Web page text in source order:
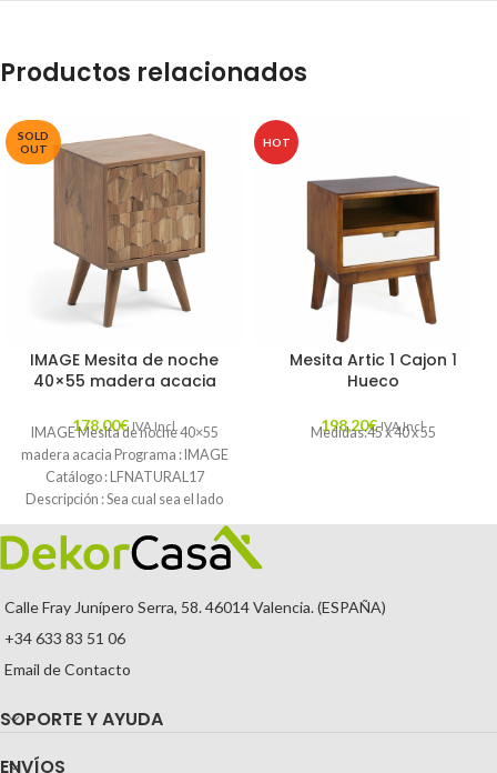
Productos relacionados
SOLD
OUT
IMAGE Mesita de noche
40×55 madera acacia
178,00€ IVA Incl.
IMAGE Mesita de noche 40×55
madera acacia Programa : IMAGE
Catálogo : LFNATURAL17
Descripción : Sea cual sea el lado
HOT
Mesita Artic 1 Cajon 1
Hueco
198,20€ IVA Incl.
Medidas:45 x 40 x 55
Calle Fray Junípero Serra, 58. 46014 Valencia. (ESPAÑA)
+34 633 83 51 06
Email de Contacto
SOPORTE Y AYUDA
ENVÍOS